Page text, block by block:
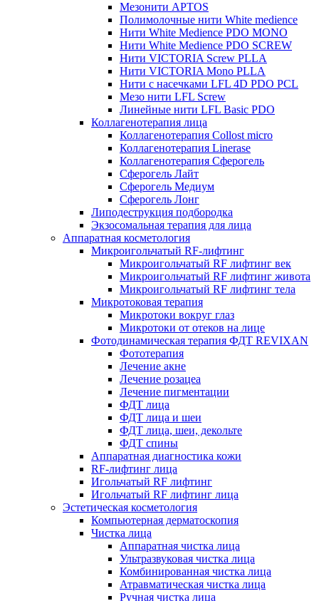
Мезонити APTOS
Полимолочные нити White medience
Нити White Medience PDO MONO
Нити White Medience PDO SCREW
Нити VICTORIA Screw PLLA
Нити VICTORIA Mono PLLA
Нити с насечками LFL 4D PDO PCL
Мезо нити LFL Screw
Линейные нити LFL Basic PDO
Коллагенотерапия лица
Коллагенотерапия Collost micro
Коллагенотерапия Linerase
Коллагенотерапия Сферогель
Сферогель Лайт
Сферогель Медиум
Сферогель Лонг
Липодеструкция подбородка
Экзосомальная терапия для лица
Аппаратная косметология
Микроигольчатый RF-лифтинг
Микроигольчатый RF лифтинг век
Микроигольчатый RF лифтинг живота
Микроигольчатый RF лифтинг тела
Микротоковая терапия
Микротоки вокруг глаз
Микротоки от отеков на лице
Фотодинамическая терапия ФДТ REVIXAN
Фототерапия
Лечение акне
Лечение розацеа
Лечение пигментации
ФДТ лица
ФДТ лица и шеи
ФДТ лица, шеи, декольте
ФДТ спины
Аппаратная диагностика кожи
RF-лифтинг лица
Игольчатый RF лифтинг
Игольчатый RF лифтинг лица
Эстетическая косметология
Компьютерная дерматоскопия
Чистка лица
Аппаратная чистка лица
Ультразвуковая чистка лица
Комбинированная чистка лица
Атравматическая чистка лица
Ручная чистка лица